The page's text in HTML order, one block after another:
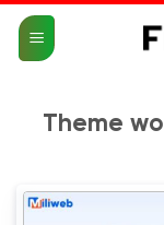
qua
nội
Theme